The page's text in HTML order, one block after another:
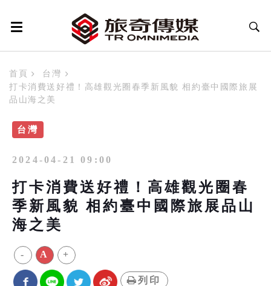
首頁
台灣
打卡消費送好禮！高雄觀光圈春季新風貌 相約臺中國際旅展
品山海之美
台灣
2024-04-21 09:00
打卡消費送好禮！高雄觀光圈春
季新風貌 相約臺中國際旅展品山
海之美
- A +
列印